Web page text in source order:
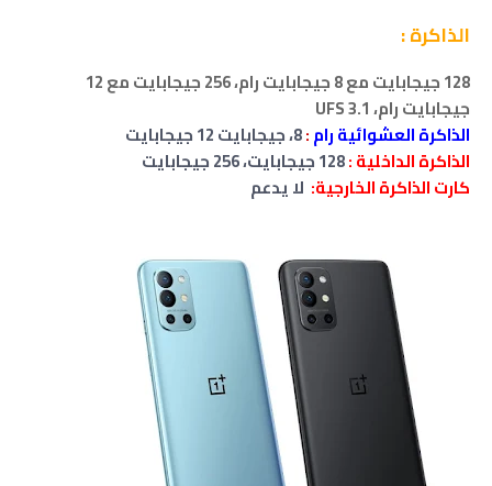
الذاكرة :
128 جيجابايت مع 8 جيجابايت رام،
256 جيجابايت مع 12
جيجابايت رام، UFS 3.1
الذاكرة العشوائية رام:8، جيجابايت
12 جيجابايت
الذاكرة الداخلية :128 جيجابايت،
256 جيجابايت
كارت الذاكرة الخارجية: لا يدعم